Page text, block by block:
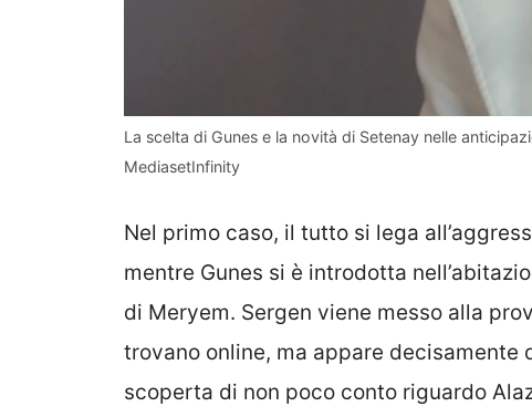
La scelta di Gunes e la novità di Setenay nelle
MediasetInfinity
Nel primo caso, il tutto si lega
mentre Gunes si è introdotta
di Meryem. Sergen viene messo alla
trovano online, ma appare
scoperta di non poco conto riguardo